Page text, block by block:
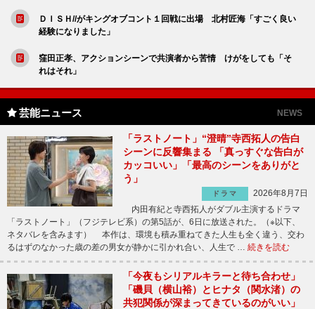
ＤＩＳＨ//がキングオブコント１回戦に出場 北村匠海「すごく良い
経験になりました」
窪田正孝、アクションシーンで共演者から苦情 けがをしても「そ
れはそれ」
芸能ニュース NEWS
「ラストノート」“澄晴”寺西拓人の告白
シーンに反響集まる 「真っすぐな告白が
カッコいい」「最高のシーンをありがと
う」
ドラマ
2026年8月7日
内田有紀と寺西拓人がダブル主演するドラマ
「ラストノート」（フジテレビ系）の第5話が、6日に放送された。（※以下、
ネタバレを含みます） 本作は、環境も積み重ねてきた人生も全く違う、交わ
るはずのなかった歳の差の男女が静かに引かれ合い、人生で … 続きを読む
「今夜もシリアルキラーと待ち合わせ」
「磯貝（横山裕）とヒナタ（関水渚）の
共犯関係が深まってきているのがいい」